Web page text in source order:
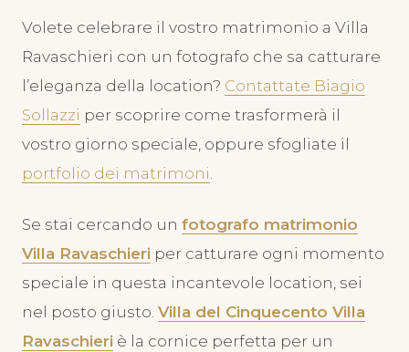
Volete celebrare il vostro matrimonio a Villa
Ravaschieri con un fotografo che sa catturare
l’eleganza della location? Contattate Biagio
Sollazzi per scoprire come trasformerà il
vostro giorno speciale, oppure sfogliate il
portfolio dei matrimoni.
Se stai cercando un fotografo matrimonio
Villa Ravaschieri per catturare ogni momento
speciale in questa incantevole location, sei
nel posto giusto. Villa del Cinquecento Villa
Ravaschieri è la cornice perfetta per un